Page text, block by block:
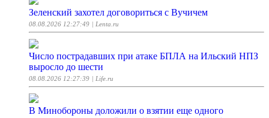
Зеленский захотел договориться с Вучичем
08.08.2026 12:27:49 | Lenta.ru
Число пострадавших при атаке БПЛА на Ильский НПЗ
выросло до шести
08.08.2026 12:27:39 | Life.ru
В Минобороны доложили о взятии еще одного